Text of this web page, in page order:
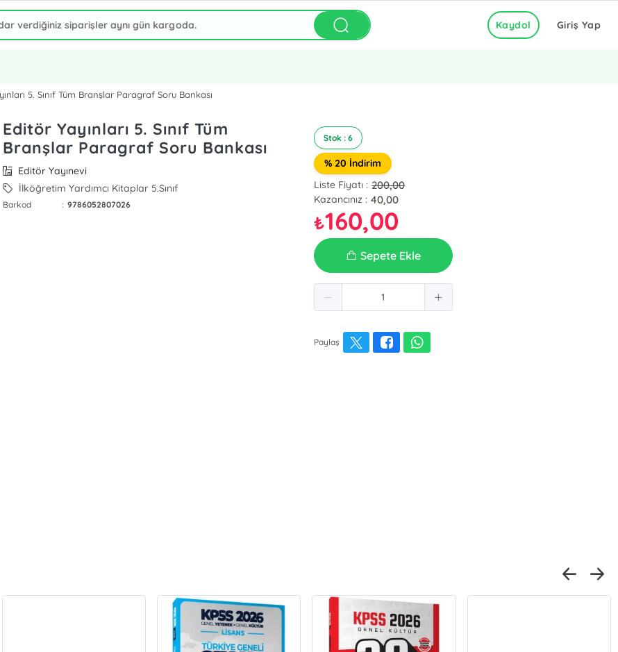
Giriş Yap
Kaydol
5. Sınıf Tüm Branşlar Paragraf Soru Bankası
Editör Yayınları 5. Sınıf Tüm
Branşlar Paragraf Soru Bankası
Editör Yayınevi
İlköğretim Yardımcı Kitaplar 5.Sınıf
Barkod : 9786052807026
Stok : 6
% 20 İndirim
Liste Fiyatı : 200,00
Kazancınız : 40,00
₺160,00
Sepete Ekle
Paylaş